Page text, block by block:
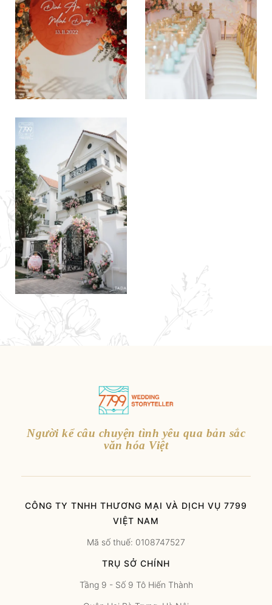
Người kể câu chuyện tình yêu qua bản sắc
văn hóa Việt
CÔNG TY TNHH THƯƠNG MẠI VÀ DỊCH VỤ 7799
VIỆT NAM
Mã số thuế: 0108747527
TRỤ SỞ CHÍNH
Tầng 9 - Số 9 Tô Hiến Thành